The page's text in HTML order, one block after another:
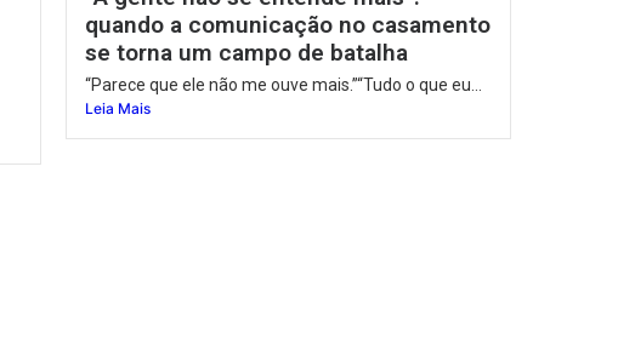
quando a comunicação no casamento
se torna um campo de batalha
“Parece que ele não me ouve mais.”“Tudo o que eu...
Leia Mais